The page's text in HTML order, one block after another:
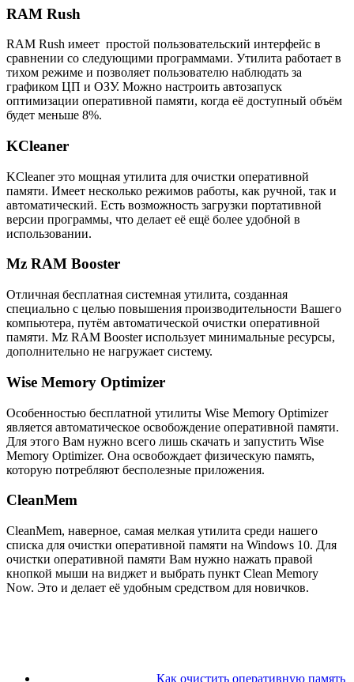
RAM Rush
RAM Rush имеет простой пользовательский интерфейс в
сравнении со следующими программами. Утилита работает в
тихом режиме и позволяет пользователю наблюдать за
графиком ЦП и ОЗУ. Можно настроить автозапуск
оптимизации оперативной памяти, когда её доступный объём
будет меньше 8%.
KCleaner
KCleaner это мощная утилита для очистки оперативной
памяти. Имеет несколько режимов работы, как ручной, так и
автоматический. Есть возможность загрузки портативной
версии программы, что делает её ещё более удобной в
использовании.
Mz RAM Booster
Отличная бесплатная системная утилита, созданная
специально с целью повышения производительности Вашего
компьютера, путём автоматической очистки оперативной
памяти. Mz RAM Booster использует минимальные ресурсы,
дополнительно не нагружает систему.
Wise Memory Optimizer
Особенностью бесплатной утилиты Wise Memory Optimizer
является автоматическое освобождение оперативной памяти.
Для этого Вам нужно всего лишь скачать и запустить Wise
Memory Optimizer. Она освобождает физическую память,
которую потребляют бесполезные приложения.
CleanMem
CleanMem, наверное, самая мелкая утилита среди нашего
списка для очистки оперативной памяти на Windows 10. Для
очистки оперативной памяти Вам нужно нажать правой
кнопкой мыши на виджет и выбрать пункт Clean Memory
Now. Это и делает её удобным средством для новичков.
Как очистить оперативную память